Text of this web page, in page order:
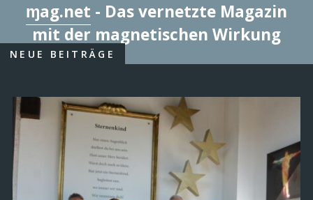
ɱag.net - Das vernetzte Magazin
mit der magnetischen Wirkung
NEUE BEITRÄGE